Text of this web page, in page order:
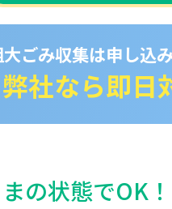
ごみ収集は申し込
弊社なら即日
の状態でOK